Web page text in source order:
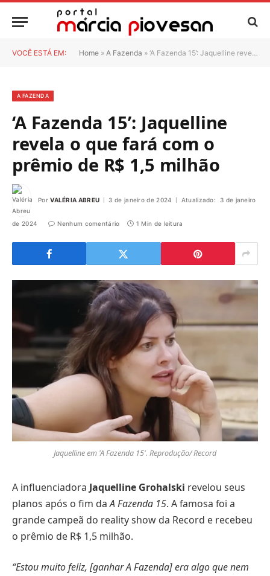
VOCÊ ESTÁ EM: Home » A Fazenda » ‘A Fazenda 15’: Jaquelline revela o que fará com o prêmio de R$ 1,5 milhão
A FAZENDA
‘A Fazenda 15’: Jaquelline
revela o que fará com o
prêmio de R$ 1,5 milhão
Por VALÉRIA ABREU 3 de janeiro de 2024 Atualizado: 3 de janeiro
de 2024 Nenhum comentário 1 Min de leitura
Jaquelline em 'A Fazenda 15'. Reprodução/ Record
A influenciadora Jaquelline Grohalski revelou seus
planos após o fim daA Fazenda 15. A famosa foi a
grande campeã do reality show da Record e recebeu
o prêmio de R$ 1,5 milhão.
“Estou muito feliz, [ganhar A Fazenda] era algo que nem